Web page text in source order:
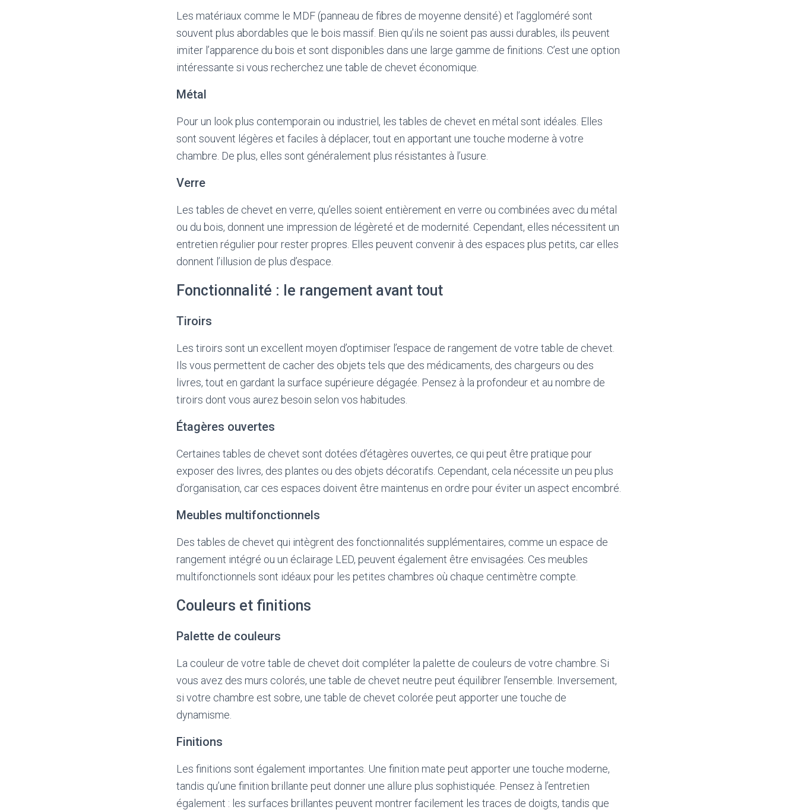
Les matériaux comme le MDF (panneau de fibres de moyenne densité) et l’aggloméré sont
souvent plus abordables que le bois massif. Bien qu’ils ne soient pas aussi durables, ils peuvent
imiter l’apparence du bois et sont disponibles dans une large gamme de finitions. C’est une option
intéressante si vous recherchez une table de chevet économique.
Métal
Pour un look plus contemporain ou industriel, les tables de chevet en métal sont idéales. Elles
sont souvent légères et faciles à déplacer, tout en apportant une touche moderne à votre
chambre. De plus, elles sont généralement plus résistantes à l’usure.
Verre
Les tables de chevet en verre, qu’elles soient entièrement en verre ou combinées avec du métal
ou du bois, donnent une impression de légèreté et de modernité. Cependant, elles nécessitent un
entretien régulier pour rester propres. Elles peuvent convenir à des espaces plus petits, car elles
donnent l’illusion de plus d’espace.
Fonctionnalité : le rangement avant tout
Tiroirs
Les tiroirs sont un excellent moyen d’optimiser l’espace de rangement de votre table de chevet.
Ils vous permettent de cacher des objets tels que des médicaments, des chargeurs ou des
livres, tout en gardant la surface supérieure dégagée. Pensez à la profondeur et au nombre de
tiroirs dont vous aurez besoin selon vos habitudes.
Étagères ouvertes
Certaines tables de chevet sont dotées d’étagères ouvertes, ce qui peut être pratique pour
exposer des livres, des plantes ou des objets décoratifs. Cependant, cela nécessite un peu plus
d’organisation, car ces espaces doivent être maintenus en ordre pour éviter un aspect encombré.
Meubles multifonctionnels
Des tables de chevet qui intègrent des fonctionnalités supplémentaires, comme un espace de
rangement intégré ou un éclairage LED, peuvent également être envisagées. Ces meubles
multifonctionnels sont idéaux pour les petites chambres où chaque centimètre compte.
Couleurs et finitions
Palette de couleurs
La couleur de votre table de chevet doit compléter la palette de couleurs de votre chambre. Si
vous avez des murs colorés, une table de chevet neutre peut équilibrer l’ensemble. Inversement,
si votre chambre est sobre, une table de chevet colorée peut apporter une touche de
dynamisme.
Finitions
Les finitions sont également importantes. Une finition mate peut apporter une touche moderne,
tandis qu’une finition brillante peut donner une allure plus sophistiquée. Pensez à l’entretien
également : les surfaces brillantes peuvent montrer facilement les traces de doigts, tandis que